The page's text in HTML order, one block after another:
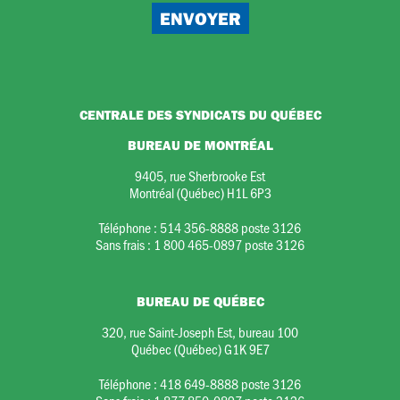
CENTRALE DES SYNDICATS DU QUÉBEC
BUREAU DE MONTRÉAL
9405, rue Sherbrooke Est
Montréal (Québec) H1L 6P3
Téléphone : 514 356-8888 poste 3126
Sans frais : 1 800 465-0897 poste 3126
BUREAU DE QUÉBEC
320, rue Saint-Joseph Est, bureau 100
Québec (Québec) G1K 9E7
Téléphone :418 649-8888 poste 3126